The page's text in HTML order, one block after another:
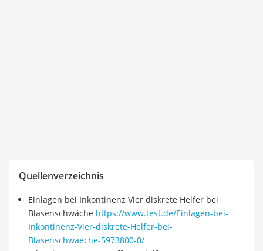
Quellenverzeichnis
Einlagen bei Inkontinenz Vier diskrete Helfer bei
Blasenschwäche https://www.test.de/Einlagen-bei-
Inkontinenz-Vier-diskrete-Helfer-bei-
Blasenschwaeche-5973800-0/